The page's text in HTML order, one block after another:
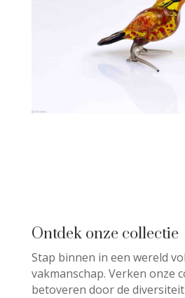
Ontdek onze collectie
Stap binnen in een wereld
vakmanschap. Verken onze
betoveren door de